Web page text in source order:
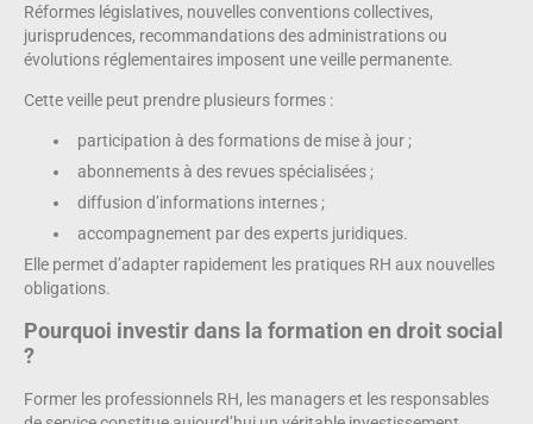
Réformes législatives, nouvelles conventions collectives,
jurisprudences, recommandations des administrations ou
évolutions réglementaires imposent une veille permanente.
Cette veille peut prendre plusieurs formes :
participation à des formations de mise à jour ;
abonnements à des revues spécialisées ;
diffusion d’informations internes ;
accompagnement par des experts juridiques.
Elle permet d’adapter rapidement les pratiques RH aux nouvelles
obligations.
Pourquoi investir dans la formation en droit social
?
Former les professionnels RH, les managers et les responsables